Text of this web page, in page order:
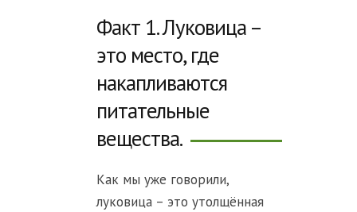
Факт 1. Луковица –
это место, где
накапливаются
питательные
вещества.
Как мы уже говорили,
луковица – это утолщённая